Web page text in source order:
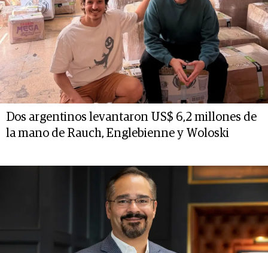
Dos argentinos levantaron US$ 6,2 millones de
la mano de Rauch, Englebienne y Woloski